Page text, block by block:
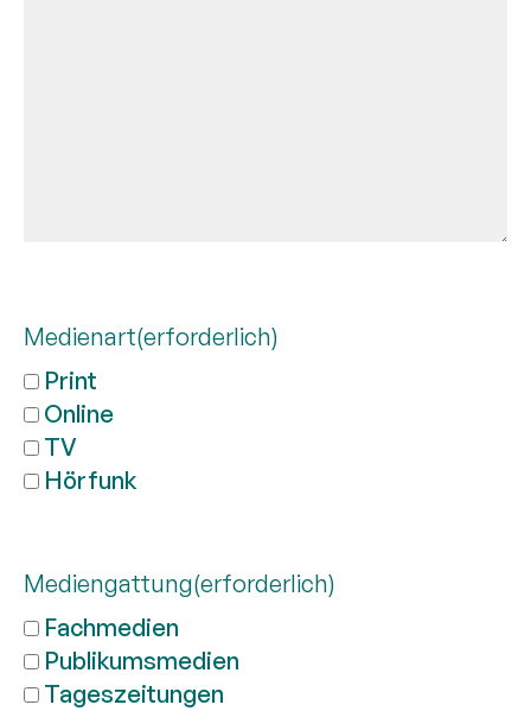
Medienart(erforderlich)
Print
Online
TV
Hörfunk
Mediengattung(erforderlich)
Fachmedien
Publikumsmedien
Tageszeitungen